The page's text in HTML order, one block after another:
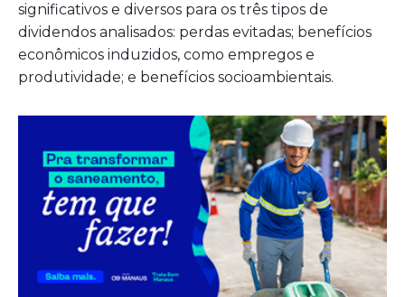
significativos e diversos para os três tipos de
dividendos analisados: perdas evitadas; benefícios
econômicos induzidos, como empregos e
produtividade; e benefícios socioambientais.